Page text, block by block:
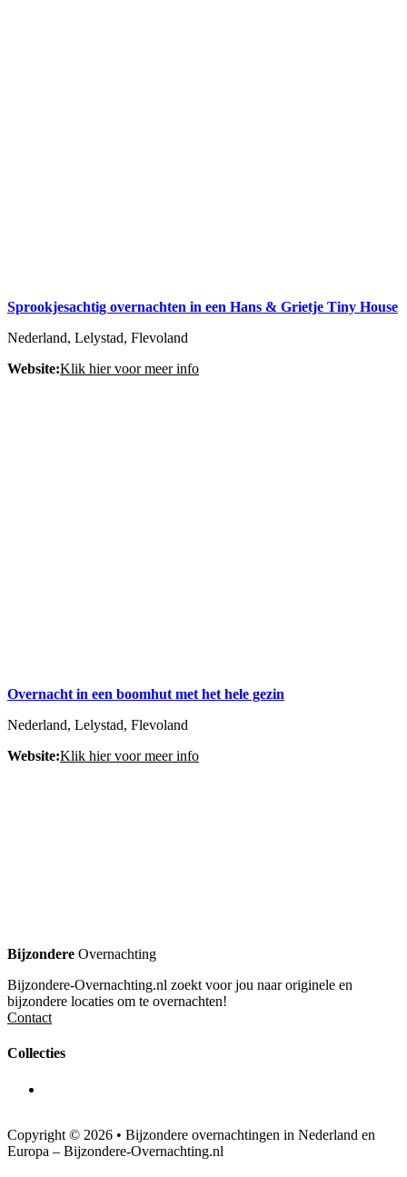
Sprookjesachtig overnachten in een Hans & Grietje Tiny House
Nederland, Lelystad, Flevoland
Website:Klik hier voor meer info
Overnacht in een boomhut met het hele gezin
Nederland, Lelystad, Flevoland
Website:Klik hier voor meer info
Collecties
Bijzondere Overnachting
Bijzondere-Overnachting.nl zoekt voor jou naar originele en
bijzondere locaties om te overnachten!
Contact
Copyright © 2026 • Bijzondere overnachtingen in Nederland en
Europa – Bijzondere-Overnachting.nl